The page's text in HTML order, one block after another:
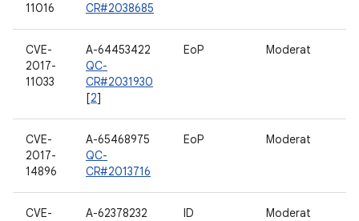
11016
CR#2038685
CVE-
2017-
11033
A-64453422
QC-
CR#2031930
[2]
EoP Moderat
CVE-
2017-
14896
A-65468975
QC-
CR#2013716
EoP Moderat
CVE-
A-62378232
ID Moderat